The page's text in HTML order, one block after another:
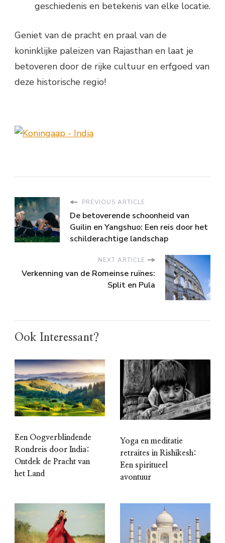
geschiedenis en betekenis van elke locatie.
Geniet van de pracht en praal van de
koninklijke paleizen van Rajasthan en laat je
betoveren door de rijke cultuur en erfgoed van
deze historische regio!
PREVIOUS ARTICLE
De betoverende schoonheid van
Guilin en Yangshuo: Een reis door het
schilderachtige landschap
NEXT ARTICLE
Verkenning van de Romeinse ruïnes:
Split en Pula
Ook Interessant?
Een Oogverblindende
Rondreis door India:
Ontdek de Pracht van
het Land
Yoga en meditatie
retraites in Rishikesh:
Een spiritueel
avontuur